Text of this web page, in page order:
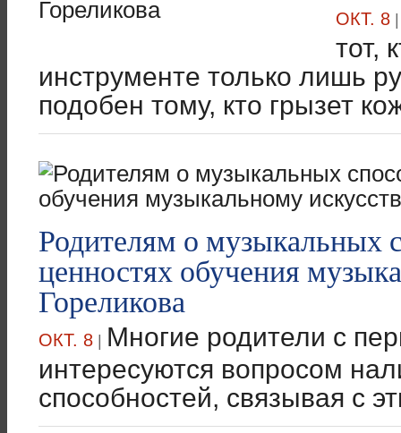
ОКТ. 8
тот,
инструменте только лишь
подобен тому, кто грызет
Родителям о музыкальных
ценностях обучения
Гореликова
ОКТ. 8 | Многие родители с
интересуются вопросом
способностей, связывая с